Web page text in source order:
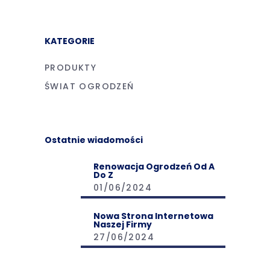
KATEGORIE
PRODUKTY
ŚWIAT OGRODZEŃ
Ostatnie wiadomości
Renowacja Ogrodzeń Od A
Do Z
01/06/2024
Nowa Strona Internetowa
Naszej Firmy
27/06/2024